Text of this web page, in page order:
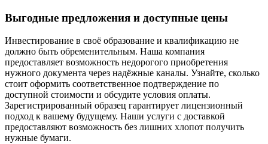
Выгодные предложения и доступные цены
Инвестирование в своё образование и квалификацию не
должно быть обременительным. Наша компания
предоставляет возможность недорогого приобретения
нужного документа через надёжные каналы. Узнайте, сколько
стоит оформить соответственное подтверждение по
доступной стоимости и обсудите условия оплаты.
Зарегистрированный образец гарантирует лицензионный
подход к вашему будущему. Наши услуги с доставкой
предоставляют возможность без лишних хлопот получить
нужные бумаги.